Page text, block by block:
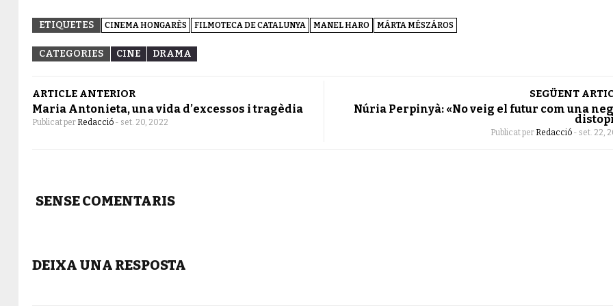
ETIQUETES CINEMA HONGARÈS FILMOTECA DE CATALUNYA MANEL HARO MÁRTA MÉSZÁROS
CATEGORIES CINE DRAMA
ARTICLE ANTERIOR
Maria Antonieta, una vida d’excessos i tragèdia
Publicat per Redacció - set. 20, 2022
SEGÜENT
Núria Perpinyà: «No veig el futur com una
Publicat per Redacció - set. 22,
SENSE COMENTARIS
DEIXA UNA RESPOSTA